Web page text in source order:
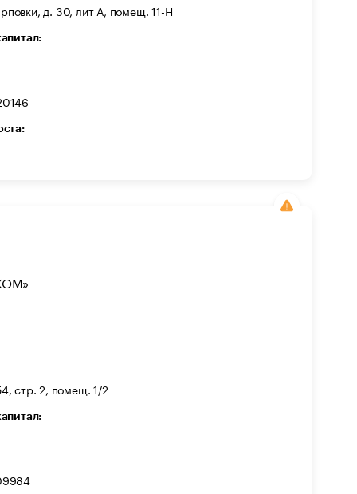
д. 30, лит А, помещ. 11-Н
стр. 2, помещ. 1/2